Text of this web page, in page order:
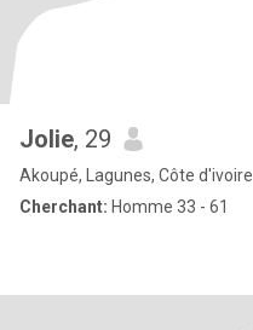
Jolie, 29
Akoupé, Lagunes, Côte d'ivoire
Cherchant: Homme 33 - 61